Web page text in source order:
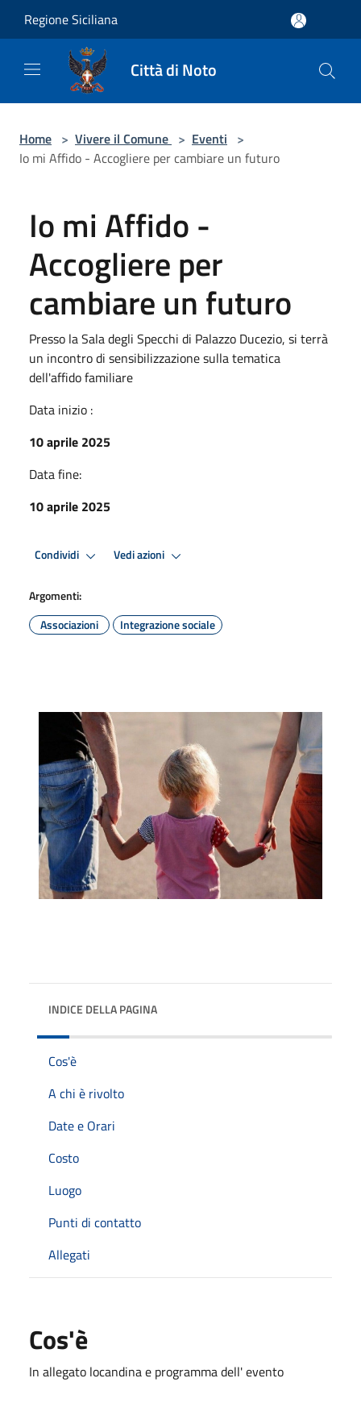
Regione Siciliana
Città di Noto
Home > Vivere il Comune > Eventi >
Io mi Affido - Accogliere per cambiare un futuro
Io mi Affido -
Accogliere per
cambiare un futuro
Presso la Sala degli Specchi di Palazzo Ducezio, si terrà
un incontro di sensibilizzazione sulla tematica
dell'affido familiare
Data inizio :
10 aprile 2025
Data fine:
10 aprile 2025
Condividi Vedi azioni
Argomenti:
Associazioni
Integrazione sociale
INDICE DELLA PAGINA
Cos'è
A chi è rivolto
Date e Orari
Costo
Luogo
Punti di contatto
Allegati
Cos'è
In allegato locandina e programma dell' evento